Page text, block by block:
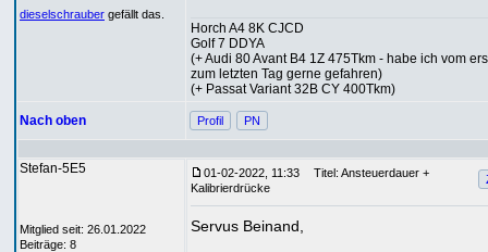
dieselschrauber gefällt das.
Horch A4 8K CJCD
Golf 7 DDYA
(+ Audi 80 Avant B4 1Z 475Tkm - habe ich vom
zum letzten Tag gerne gefahren)
(+ Passat Variant 32B CY 400Tkm)
Nach oben Profil PN
Stefan-5E5
Mitglied seit: 26.01.2022
Beiträge: 8
01-02-2022, 11:33
Titel: Ansteuerdauer +
Kalibrierdrücke
Servus Beinand,